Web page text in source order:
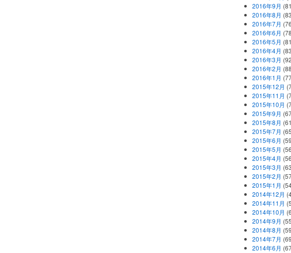
2016年9月
2016年8月
2016年7月
2016年6月
2016年5月
2016年4月
2016年3月
2016年2月
2016年1月
2015年12月
2015年11月
2015年10月
2015年9月
2015年8月
2015年7月
2015年6月
2015年5月
2015年4月
2015年3月
2015年2月
2015年1月
2014年12月
2014年11月
2014年10月
2014年9月
2014年8月
2014年7月
2014年6月